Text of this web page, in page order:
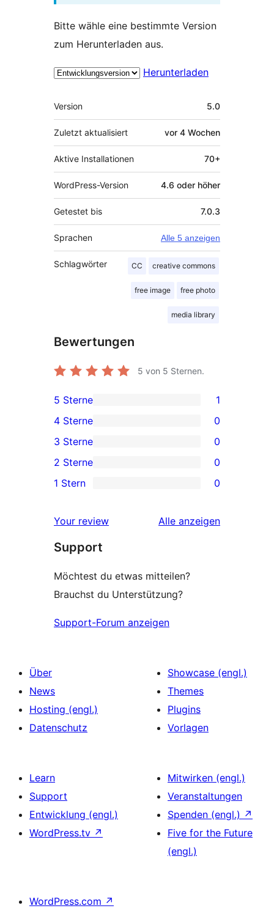
Bitte wähle eine bestimmte Version
zum Herunterladen aus.
Herunterladen
Meta
Version 5.0
Zuletzt aktualisiert vor 4 Wochen
Aktive Installationen 70+
WordPress-Version 4.6 oder höher
Getestet bis 7.0.3
Sprachen Alle 5 anzeigen
Schlagwörter CC creative commons
free image free photo
media library
Bewertungen
5 von 5 Sternen.
1 5-
Sterne-
Rezension
5 Sterne 1
0 4-
Sterne-
Rezensionen
4 Sterne 0
0 3-
Sterne-
Rezensionen
3 Sterne 0
0 2-
Sterne-
2 Sterne 0
0 1-
Rezensionen
1 Stern 0
Your review Alle Rezensionen
anzeigen
Support
Möchtest du etwas mitteilen?
Brauchst du Unterstützung?
Support-Forum anzeigen
Über
News
Hosting (engl.)
Datenschutz
Showcase (engl.)
Themes
Plugins
Vorlagen
Learn
Support
Entwicklung (engl.)
WordPress.tv ↗
Mitwirken (engl.)
Veranstaltungen
Spenden (engl.) ↗
Five for the Future
(engl.)
WordPress.com ↗